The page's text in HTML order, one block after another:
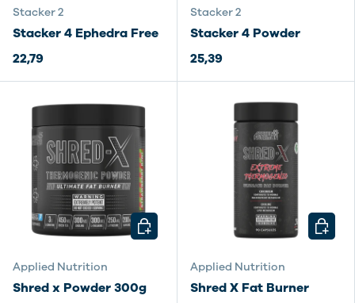
Stacker 2
Stacker 4 Ephedra Free
22,79
Stacker 2
Stacker 4 Powder
25,39
Applied Nutrition
Shred x Powder 300g
KIES MOGELIJKHEDEN
Applied Nutrition
Shred X Fat Burner
KIES